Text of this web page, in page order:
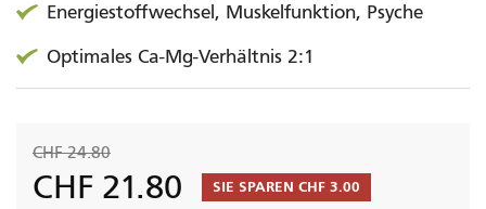
Energiestoffwechsel, Muskelfunktion, Psyche
Optimales Ca-Mg-Verhältnis 2:1
CHF 24.80
CHF 21.80 SIE SPAREN CHF 3.00